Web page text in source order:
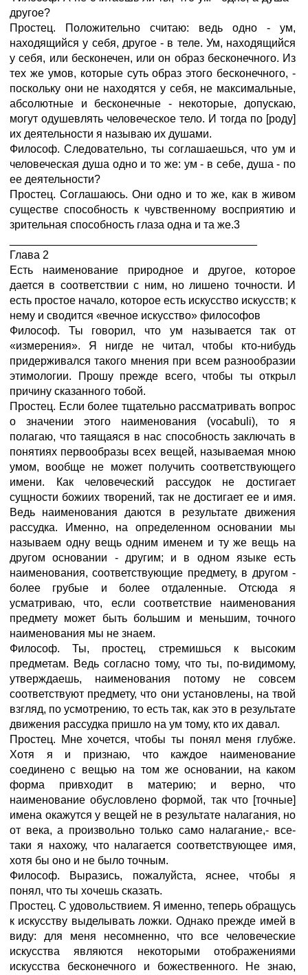
другое?
Простец. Положительно считаю: ведь одно - ум,
находящийся у себя, другое - в теле. Ум, находящийся
у себя, или бесконечен, или он образ бесконечного. Из
тех же умов, которые суть образ этого бесконечного, -
поскольку они не находятся у себя, не максимальные,
абсолютные и бесконечные - некоторые, допускаю,
могут одушевлять человеческое тело. И тогда по [роду]
их деятельности я называю их душами.
Философ. Следовательно, ты соглашаешься, что ум и
человеческая душа одно и то же: ум - в себе, душа - по
ее деятельности?
Простец. Соглашаюсь. Они одно и то же, как в живом
существе способность к чувственному восприятию и
зрительная способность глаза одна и та же.3
Глава 2
Есть наименование природное и другое, которое
дается в соответствии с ним, но лишено точности. И
есть простое начало, которое есть искусство искусств; к
нему и сводится «вечное искусство» философов
Философ. Ты говорил, что ум называется так от
«измерения». Я нигде не читал, чтобы кто-нибудь
придерживался такого мнения при всем разнообразии
этимологии. Прошу прежде всего, чтобы ты открыл
причину сказанного тобой.
Простец. Если более тщательно рассматривать вопрос
о значении этого наименования (vocabuli), то я
полагаю, что таящаяся в нас способность заключать в
понятиях первообразы всех вещей, называемая мною
умом, вообще не может получить соответствующего
имени. Как человеческий рассудок не достигает
сущности божиих творений, так не достигает ее и имя.
Ведь наименования даются в результате движения
рассудка. Именно, на определенном основании мы
называем одну вещь одним именем и ту же вещь на
другом основании - другим; и в одном языке есть
наименования, соответствующие предмету, в другом -
более грубые и более отдаленные. Отсюда я
усматриваю, что, если соответствие наименования
предмету может быть большим и меньшим, точного
наименования мы не знаем.
Философ. Ты, простец, стремишься к высоким
предметам. Ведь согласно тому, что ты, по-видимому,
утверждаешь, наименования потому не совсем
соответствуют предмету, что они установлены, на твой
взгляд, по усмотрению, то есть так, как это в результате
движения рассудка пришло на ум тому, кто их давал.
Простец. Мне хочется, чтобы ты понял меня глубже.
Хотя я и признаю, что каждое наименование
соединено с вещью на том же основании, на каком
форма привходит в материю; и верно, что
наименование обусловлено формой, так что [точные]
имена окажутся у вещей не в результате налагания, но
от века, а произвольно только само налагание,- все-
таки я нахожу, что налагается соответствующее имя,
хотя бы оно и не было точным.
Философ. Выразись, пожалуйста, яснее, чтобы я
понял, что ты хочешь сказать.
Простец. С удовольствием. Я именно, теперь обращусь
к искусству выделывать ложки. Однако прежде имей в
виду: для меня несомненно, что все человеческие
искусства являются некоторыми отображениями
искусства бесконечного и божественного. Не знаю,